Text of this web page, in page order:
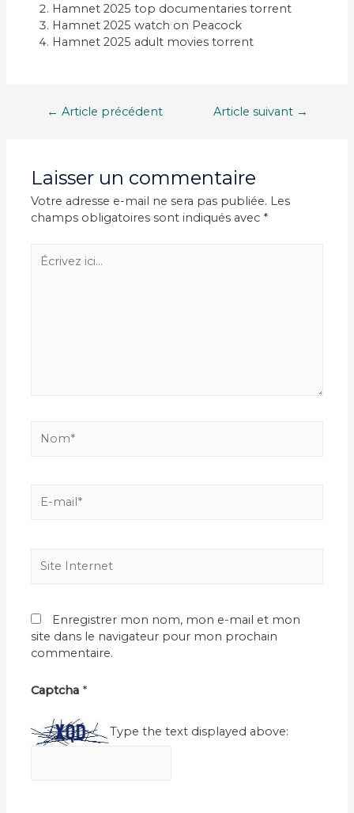
Hamnet 2025 top documentaries torrent
Hamnet 2025 watch on Peacock
Hamnet 2025 adult movies torrent
Navigation
← Article précédent Article suivant →
Laisser un commentaire
Votre adresse e-mail ne sera pas publiée. Les
champs obligatoires sont indiqués avec *
Écrivez
ici…
mail*
Internet
Enregistrer mon nom, mon e-mail et mon
site dans le navigateur pour mon prochain
commentaire.
Captcha *
Type the text displayed above: